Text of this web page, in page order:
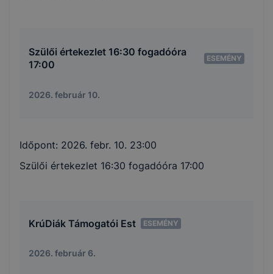
Szülői értekezlet 16:30 fogadóóra
17:00
ESEMÉNY
2026. február 10.
Időpont: 2026. febr. 10. 23:00
Szülői értekezlet 16:30 fogadóóra 17:00
KrúDiák Támogatói Est ESEMÉNY
2026. február 6.